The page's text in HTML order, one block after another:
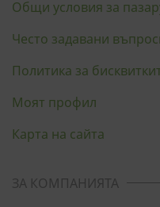
Общи условия за
Често задавани
Политика за
Моят профил
Карта на сайта
ЗА КОМПАНИЯТА